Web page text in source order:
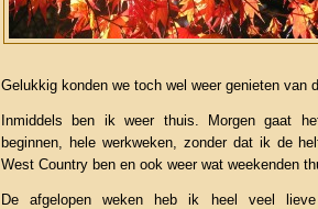
Gelukkig konden we toch wel weer genieten van
Inmiddels ben ik weer thuis. Morgen gaat
beginnen, hele werkweken, zonder dat ik de
West Country ben en ook weer wat weekenden
De afgelopen weken heb ik heel veel